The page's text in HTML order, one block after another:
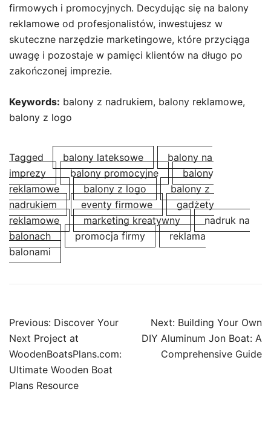
firmowych i promocyjnych. Decydując się na balony
reklamowe od profesjonalistów, inwestujesz w
skuteczne narzędzie marketingowe, które przyciąga
uwagę i pozostaje w pamięci klientów na długo po
zakończonej imprezie.
Keywords: balony z nadrukiem, balony reklamowe,
balony z logo
Tagged balony lateksowe
balony na
imprezy
balony promocyjne
balony
reklamowe
balony z logo
balony z
nadrukiem
eventy firmowe
gadżety
reklamowe
marketing kreatywny
nadruk na
balonach
promocja firmy
reklama
balonami
Post
navigation
Previous: Discover Your
Next Project at
WoodenBoatsPlans.com:
Ultimate Wooden Boat
Plans Resource
Next: Building Your Own
DIY Aluminum Jon Boat: A
Comprehensive Guide